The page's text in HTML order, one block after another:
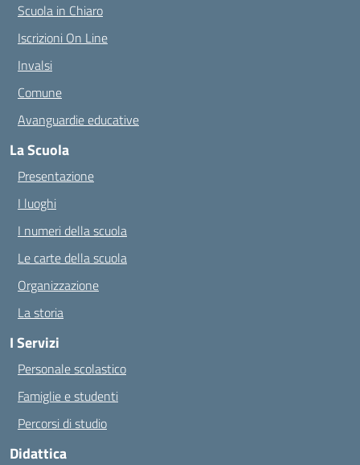
Scuola in Chiaro
Iscrizioni On Line
Invalsi
Comune
Avanguardie educative
La Scuola
Presentazione
I luoghi
I numeri della scuola
Le carte della scuola
Organizzazione
La storia
I Servizi
Personale scolastico
Famiglie e studenti
Percorsi di studio
Didattica